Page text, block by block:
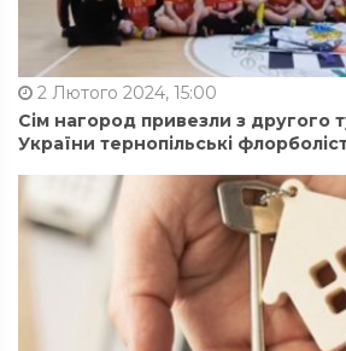
2 Лютого 2024, 15:00
Сім нагород привезли з другого
України тернопільські